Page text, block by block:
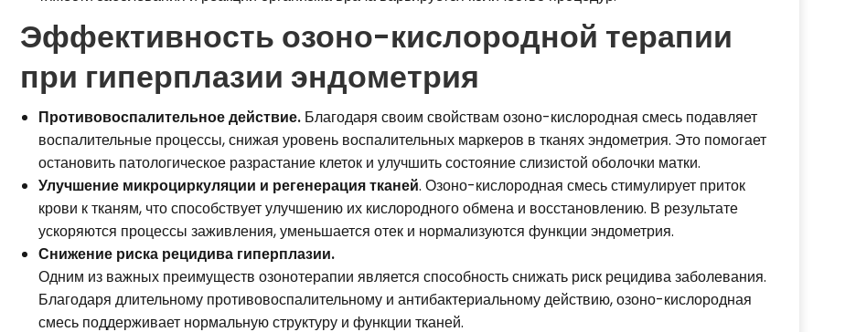
Эффективность озоно-кислородной терапии
при гиперплазии эндометрия
Противовоспалительное действие. Благодаря своим свойствам озоно-кислородная смесь подавляет
воспалительные процессы, снижая уровень воспалительных маркеров в тканях эндометрия. Это помогает
остановить патологическое разрастание клеток и улучшить состояние слизистой оболочки матки.
Улучшение микроциркуляции и регенерация тканей. Озоно-кислородная смесь стимулирует приток
крови к тканям, что способствует улучшению их кислородного обмена и восстановлению. В результате
ускоряются процессы заживления, уменьшается отек и нормализуются функции эндометрия.
Снижение риска рецидива гиперплазии.
Одним из важных преимуществ озонотерапии является способность снижать риск рецидива заболевания.
Благодаря длительному противовоспалительному и антибактериальному действию, озоно-кислородная
смесь поддерживает нормальную структуру и функции тканей.